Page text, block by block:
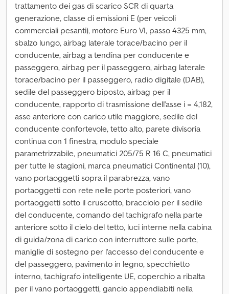
trattamento dei gas di scarico SCR di quarta
generazione, classe di emissioni E (per veicoli
commerciali pesanti), motore Euro VI, passo 4325 mm,
sbalzo lungo, airbag laterale torace/bacino per il
conducente, airbag a tendina per conducente e
passeggero, airbag per il passeggero, airbag laterale
torace/bacino per il passeggero, radio digitale (DAB),
sedile del passeggero biposto, airbag per il
conducente, rapporto di trasmissione dell'asse i = 4,182,
asse anteriore con carico utile maggiore, sedile del
conducente confortevole, tetto alto, parete divisoria
continua con 1 finestra, modulo speciale
parametrizzabile, pneumatici 205/75 R 16 C, pneumatici
per tutte le stagioni, marca pneumatici Continental (10),
vano portaoggetti sopra il parabrezza, vano
portaoggetti con rete nelle porte posteriori, vano
portaoggetti sotto il cruscotto, bracciolo per il sedile
del conducente, comando del tachigrafo nella parte
anteriore sotto il cielo del tetto, luci interne nella cabina
di guida/zona di carico con interruttore sulle porte,
maniglie di sostegno per l'accesso del conducente e
del passeggero, pavimento in legno, specchietto
interno, tachigrafo intelligente UE, coperchio a ribalta
per il vano portaoggetti, gancio appendiabiti nella